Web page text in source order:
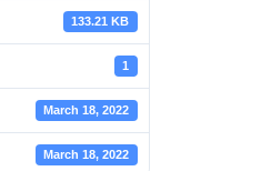
133.21 KB
1
March 18, 2022
March 18, 2022